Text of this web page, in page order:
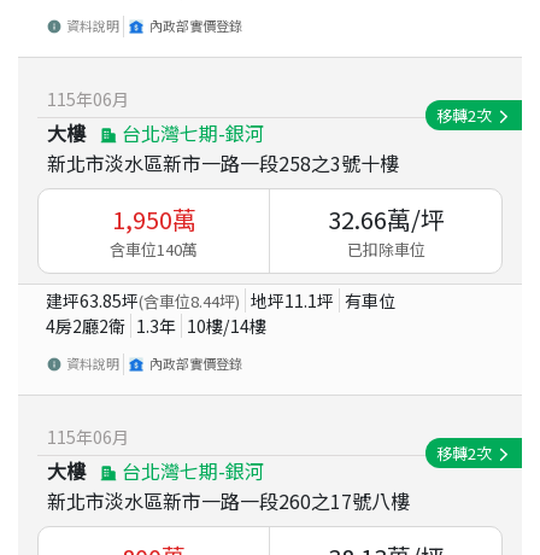
資料說明 內政部實價登錄
115年06月
大樓
台北灣七期-銀河
新北市淡水區新市一路一段258之3號十樓
移轉2次
1,950萬
含車位140萬
32.66萬/坪
已扣除車位
建坪63.85坪(含車位8.44坪) 地坪11.1坪 有車位
4房2廳2衛 1.3年 10樓/14樓
資料說明 內政部實價登錄
115年06月
大樓
台北灣七期-銀河
新北市淡水區新市一路一段260之17號八樓
移轉2次